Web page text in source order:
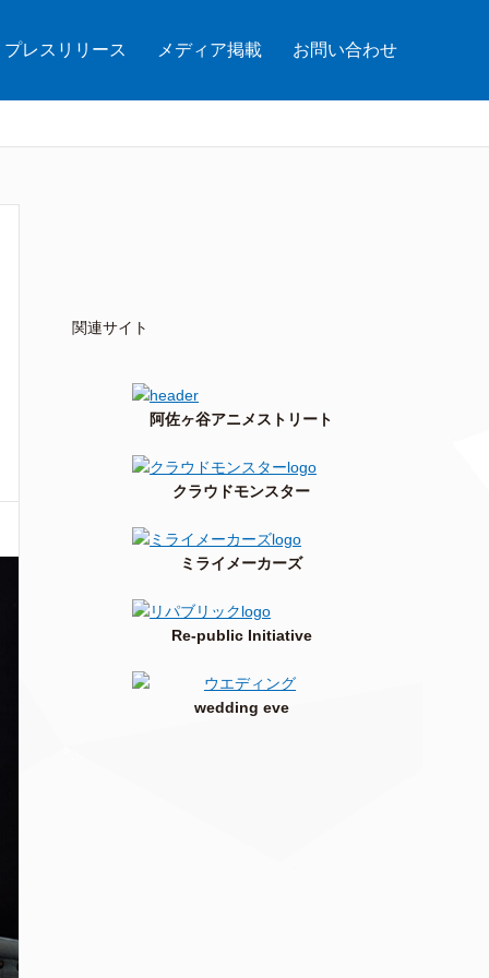
プレスリリース メディア掲載 お問い合わせ
関連サイト
阿佐ヶ谷アニメストリート
クラウドモンスター
ミライメーカーズ
Re-public Initiative
wedding eve